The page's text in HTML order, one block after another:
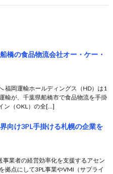
橋の食品物流会社オー・ケー・
福岡運輸ホールディングス（HD）は1
輸が、千葉県船橋市で食品物流を手掛
ン（OKL）の全[…]
向け3PL手掛ける札幌の企業を
事業者の経営効率化を支援するアセン
拠点にして3PL事業やVMI（サプライ